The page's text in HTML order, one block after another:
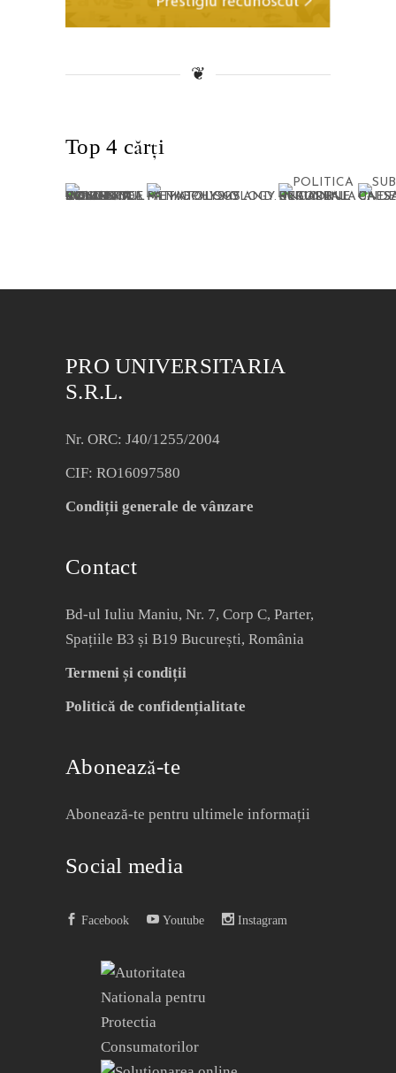
❦
Top 4 cărți
PRO UNIVERSITARIA
S.R.L.
Nr. ORC: J40/1255/2004
CIF: RO16097580
Condiții generale de vânzare
Contact
Bd-ul Iuliu Maniu, Nr. 7, Corp C, Parter,
Spațiile B3 și B19 București, România
Termeni și condiții
Politică de confidențialitate
Abonează-te
Abonează-te pentru ultimele informații
Social media
Facebook Youtube Instagram